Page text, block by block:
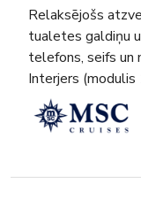
Relaksējošs
tualetes galdiņu
telefons, seifs un
Interjers (modulis